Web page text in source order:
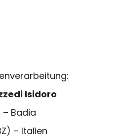
Isidoro
Badia
– Italien